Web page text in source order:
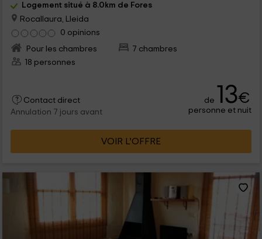
Logement situé à 8.0km de Fores
Rocallaura, Lleida
0 opinions
Pour les chambres
7 chambres
18 personnes
Contact direct
Annulation 7 jours avant
de 13€
personne et nuit
VOIR L’OFFRE